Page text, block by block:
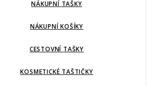
NÁKUPNÍ TAŠKY
NÁKUPNÍ KOŠÍKY
CESTOVNÍ TAŠKY
KOSMETICKÉ TAŠTIČKY